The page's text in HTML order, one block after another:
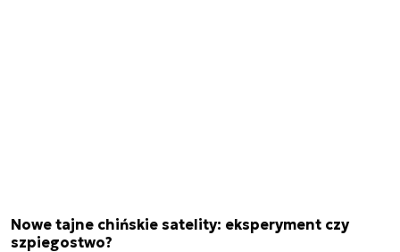
Nowe tajne chińskie satelity: eksperyment czy
szpiegostwo?